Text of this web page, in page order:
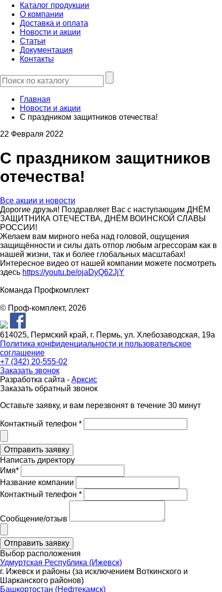
Каталог продукции
О компании
Доставка и оплата
Новости и акции
Статьи
Документация
Контакты
Главная
Новости и акции
С праздником защитников отечества!
22 Февраля 2022
С праздником защитников
отечества!
Все акции и новости
Дорогие друзья! Поздравляет Вас с наступающим ДНЁМ
ЗАЩИТНИКА ОТЕЧЕСТВА, ДНЁМ ВОИНСКОЙ СЛАВЫ
РОССИИ!
Желаем вам мирного неба над головой, ощущения
защищённости и силы дать отпор любым агрессорам как в
нашей жизни, так и более глобальных масштабах!
Интересное видео от нашей компании можете посмотреть
здесь https://youtu.be/ojaDyQ62JjY
Команда Профкомплект
© Проф-комплект, 2026
614025, Пермский край, г. Пермь, ул. Хлебозаводская, 19а
Политика конфиденциальности и пользовательское
соглашение
+7 (342) 20-555-02
Заказать звонок
Разработка сайта - Арксис
Заказать обратный звонок
Оставьте заявку, и вам перезвонят в течение 30 минут
Контактный телефон *
Написать директору
Имя*
Название компании
Контактный телефон *
Сообщение/отзыв
Выбор расположения
Удмуртская Республика (Ижевск)
г. Ижевск и районы (за исключением Воткинского и
Шарканского районов)
Башкортостан (Нефтекамск)